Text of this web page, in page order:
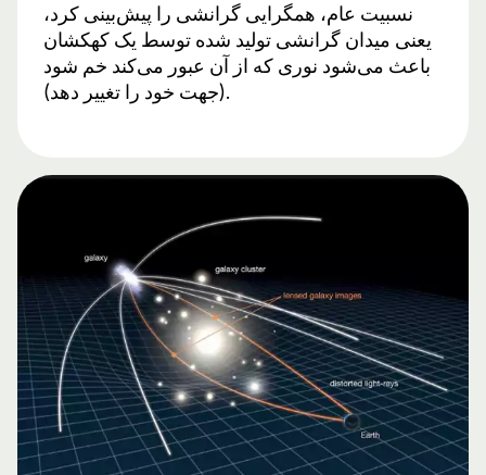
نسبیت عام، همگرایی گرانشی را پیش‌بینی کرد،
یعنی میدان گرانشی تولید شده توسط یک کهکشان
باعث می‌شود نوری که از آن عبور می‌کند خم شود
(جهت خود را تغییر دهد).